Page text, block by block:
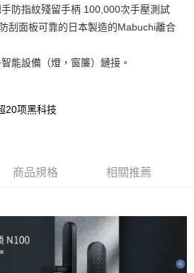
防指紋殘留手柄 100,000次手壓測試
刮面板可靠的日本製造的Mabuchi離合
能設備（燈，窗簾）鏈接。
20项黑科技
商品規格 相關推薦